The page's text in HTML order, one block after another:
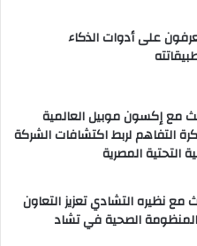
على أدوات الذكاء
مع إكسون موبيل العالمية
التفاهم لربط اكتشافات الشركة
التحتية المصرية
مع نظيره التشادي تعزيز التعاون
الصحية في تشاد